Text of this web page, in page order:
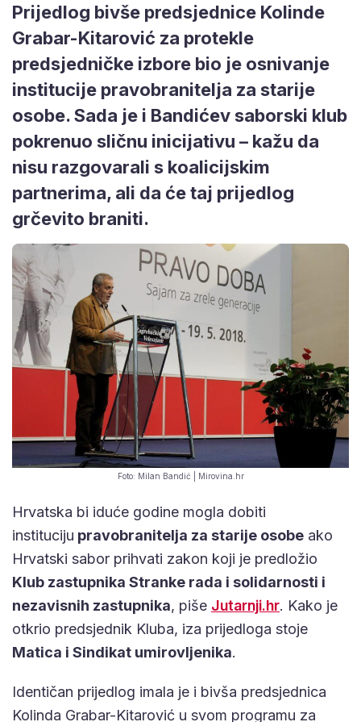
Prijedlog bivše predsjednice Kolinde
Grabar-Kitarović za protekle
predsjedničke izbore bio je osnivanje
institucije pravobranitelja za starije
osobe. Sada je i Bandićev saborski klub
pokrenuo sličnu inicijativu – kažu da
nisu razgovarali s koalicijskim
partnerima, ali da će taj prijedlog
grčevito braniti.
Foto: Milan Bandić | Mirovina.hr
Hrvatska bi iduće godine mogla dobiti
instituciju pravobranitelja za starije osobe ako
Hrvatski sabor prihvati zakon koji je predložio
Klub zastupnika Stranke rada i solidarnosti i
nezavisnih zastupnika, piše Jutarnji.hr. Kako je
otkrio predsjednik Kluba, iza prijedloga stoje
Matica i Sindikat umirovljenika.
Identičan prijedlog imala je i bivša predsjednica
Kolinda Grabar-Kitarović u svom programu za